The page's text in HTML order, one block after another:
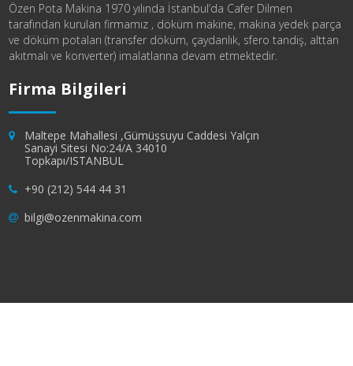
Özen Pota Makina 1970 yılında İstanbul’da Cafer Dilmen
tarafından kurulan firmamız , döküm makine, makina yedek parça
ve döküm potaları (transfer döküm, çaydanlık, sfero tandiş, alttan
akıtmalı ve konverter) imalatlarına devam etmektedir.
Firma Bilgileri
Maltepe Mahallesi ,Gümüşsuyu Caddesi Yalçın
Sanayi Sitesi No:24/A 34010
Topkapı/ISTANBUL
+90 (212) 544 44 31
bilgi@ozenmakina.com